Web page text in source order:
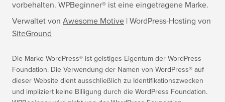
SeedProd
Nameboy
WP Charitable
Copyright © 2009 - 2026 WPBeginner LLC. Alle Rechte